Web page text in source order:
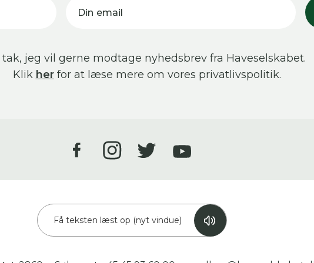
Din email
tak, jeg vil gerne modtage nyhedsbrev fra Haveselskabet.
Klik herfor at læse mere om vores privatlivspolitik.
Få teksten læst op (nyt vindue)